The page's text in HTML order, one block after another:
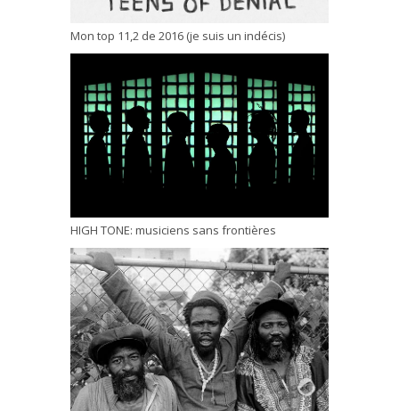
Mon top 11,2 de 2016 (je suis un indécis)
HIGH TONE: musiciens sans frontières